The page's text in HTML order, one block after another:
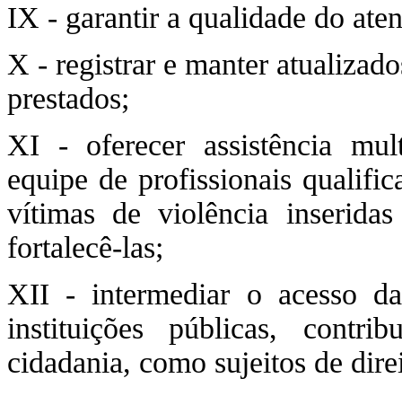
IX - garantir a qualidade do
X - registrar e manter
prestados;
XI - oferecer assistência
equipe de profissionais
vítimas de violência
fortalecê-las;
XII - intermediar o acesso
instituições públicas,
cidadania, como sujeitos de